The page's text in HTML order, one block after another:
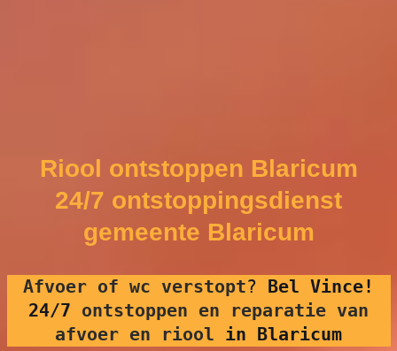
Riool ontstoppen Blaricum
24/7 ontstoppingsdienst
gemeente Blaricum
Afvoer of wc verstopt? Bel Vince!
24/7 ontstoppen en reparatie van
afvoer en riool in Blaricum